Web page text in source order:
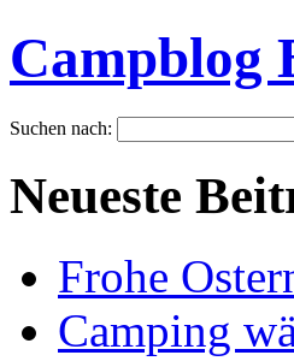
Campblog
Suchen nach:
Neueste
Frohe
Camping